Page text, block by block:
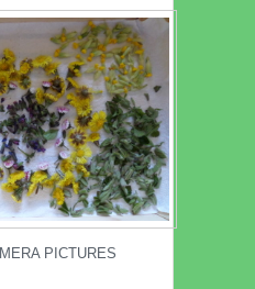
PICTURES